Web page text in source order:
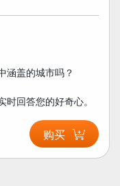
涵盖的城市吗？
回答您的好奇心。
购买